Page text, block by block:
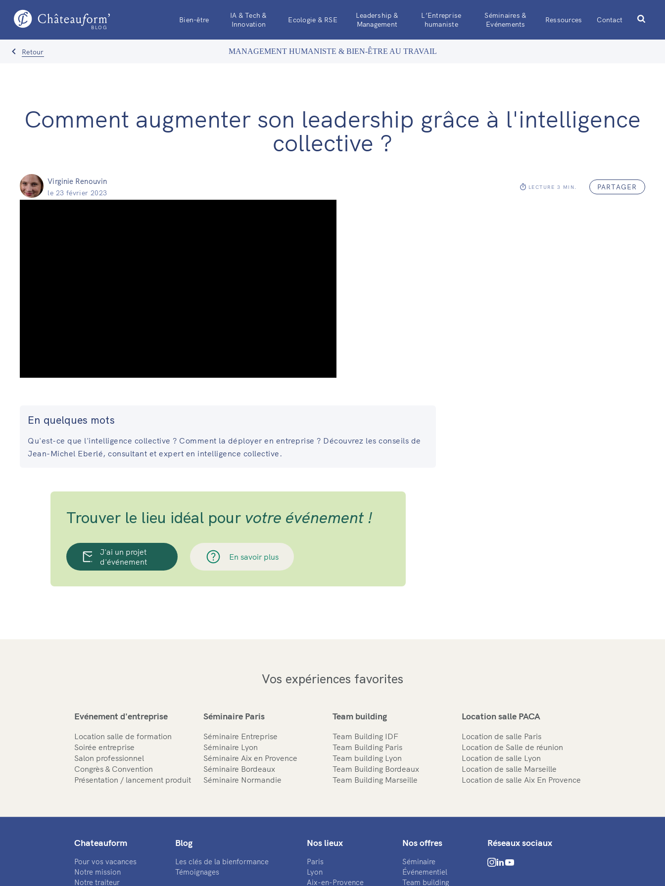
BLOG
Bien-être
IA & Tech &
Innovation
Ecologie & RSE
Leadership &
Management
L’Entreprise
humaniste
Séminaires &
Evénements
Ressources Contact
Retour MANAGEMENT HUMANISTE & BIEN-ÊTRE AU TRAVAIL
Comment augmenter son leadership grâce à l'intelligence
collective ?
Virginie Renouvin
le 23 février 2023
LECTURE 3 MIN. PARTAGER
En quelques mots
Qu'est-ce que l'intelligence collective ? Comment la déployer en entreprise ? Découvrez les conseils de
Jean-Michel Eberlé, consultant et expert en intelligence collective.
Trouver le lieu idéal pour votre événement !
J'ai un projet
d'événement
En savoir plus
Vos expériences favorites
Evénement d'entreprise
Location salle de formation
Soirée entreprise
Salon professionnel
Congrès & Convention
Présentation / lancement produit
Séminaire Paris
Séminaire Entreprise
Séminaire Lyon
Séminaire Aix en Provence
Séminaire Bordeaux
Séminaire Normandie
Team building
Team Building IDF
Team Building Paris
Team building Lyon
Team Building Bordeaux
Team Building Marseille
Location salle PACA
Location de salle Paris
Location de Salle de réunion
Location de salle Lyon
Location de salle Marseille
Location de salle Aix En Provence
Chateauform
Pour vos vacances
Notre mission
Notre traiteur
Blog
Les clés de la bienformance
Témoignages
Nos lieux
Paris
Lyon
Aix-en-Provence
Nos offres
Séminaire
Événementiel
Team building
Réseaux sociaux